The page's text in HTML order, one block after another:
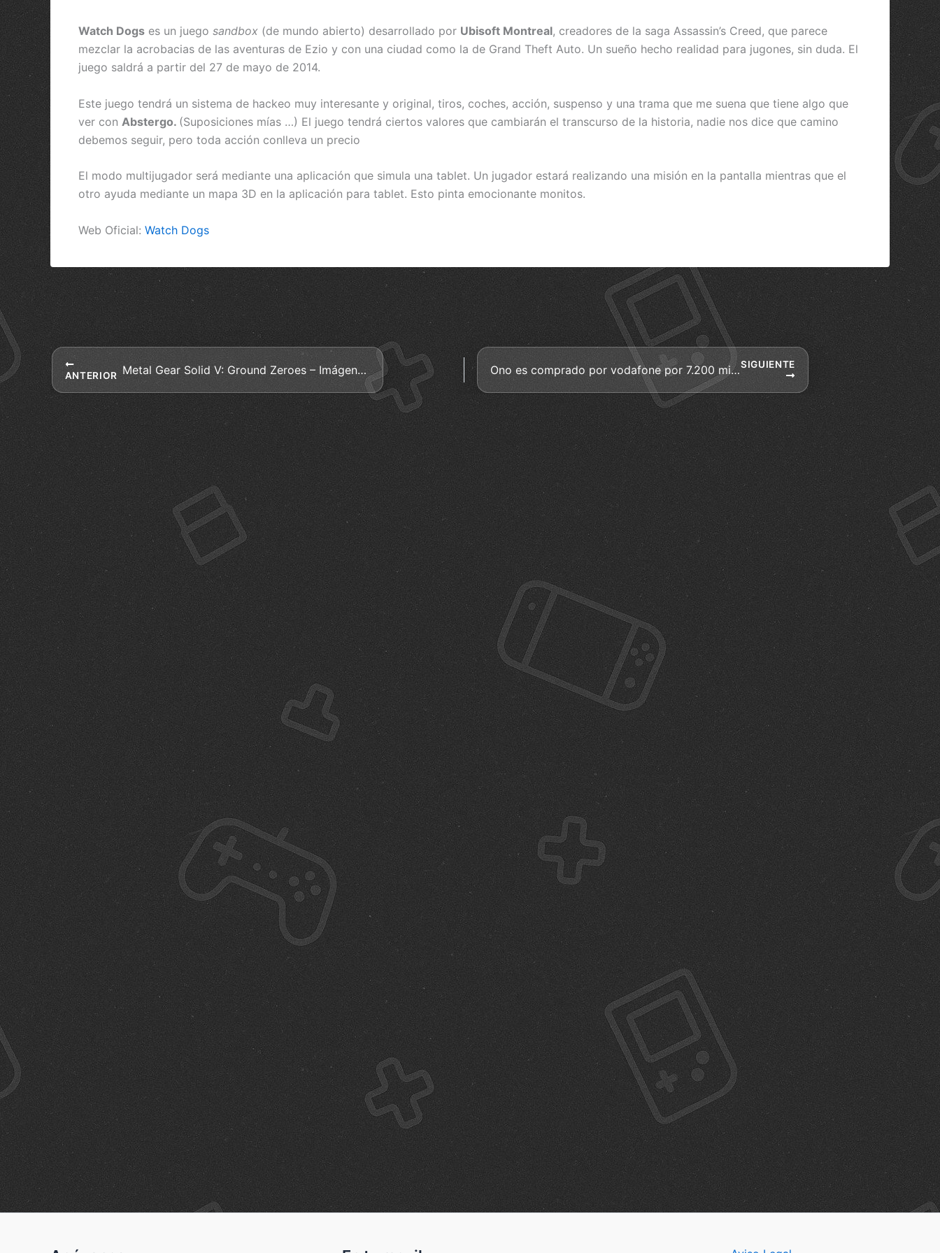
Watch Dogs es un juego sandbox (de mundo abierto) desarrollado por Ubisoft Montreal, creadores de la saga Assassin’s Creed, que parece
mezclar la acrobacias de las aventuras de Ezio y con una ciudad como la de Grand Theft Auto. Un sueño hecho realidad para jugones, sin duda. El
juego saldrá a partir del 27 de mayo de 2014.
Este juego tendrá un sistema de hackeo muy interesante y original, tiros, coches, acción, suspenso y una trama que me suena que tiene algo que
ver con Abstergo. (Suposiciones mías …) El juego tendrá ciertos valores que cambiarán el transcurso de la historia, nadie nos dice que camino
debemos seguir, pero toda acción conlleva un precio
El modo multijugador será mediante una aplicación que simula una tablet. Un jugador estará realizando una misión en la pantalla mientras que el
otro ayuda mediante un mapa 3D en la aplicación para tablet. Esto pinta emocionante monitos.
Web Oficial: Watch Dogs
ANTERIOR Metal Gear Solid V: Ground Zeroes – Imágenes e info SIGUIENTE
Ono es comprado por vodafone por 7.200 millones de euros